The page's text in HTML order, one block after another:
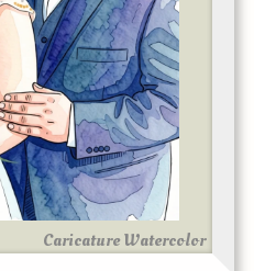
Caricature Watercolor